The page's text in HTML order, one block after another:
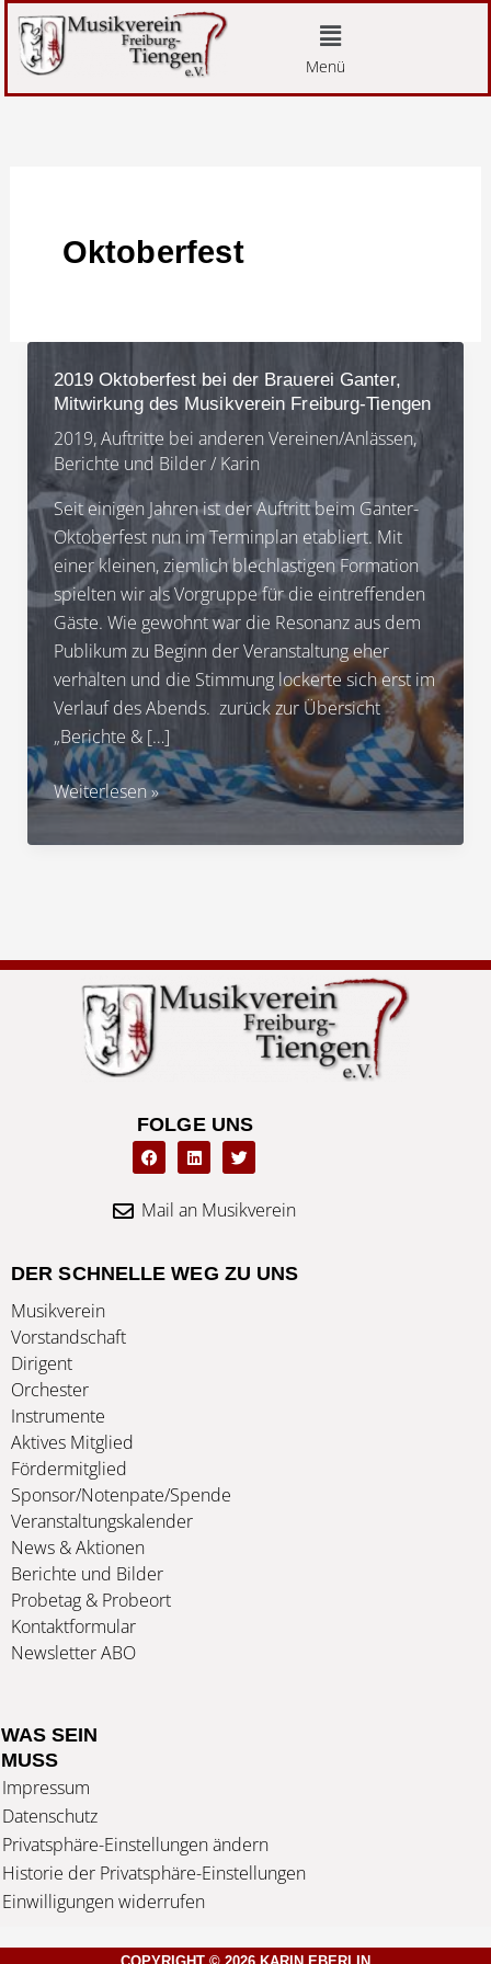
Zum
Inhalt
springen
Menü
Menü
Oktoberfest
2019 Oktoberfest bei der Brauerei Ganter,
Mitwirkung des Musikverein Freiburg-Tiengen
2019,Auftritte bei anderen Vereinen/Anlässen,
Berichte und Bilder/ Karin
Seit einigen Jahren ist der Auftritt beim Ganter-
Oktoberfest nun im Terminplan etabliert. Mit
einer kleinen, ziemlich blechlastigen Formation
spielten wir als Vorgruppe für die eintreffenden
Gäste. Wie gewohnt war die Resonanz aus dem
Publikum zu Beginn der Veranstaltung eher
verhalten und die Stimmung lockerte sich erst im
Verlauf des Abends. zurück zur Übersicht
„Berichte & […]
2019
Oktoberfest
bei
Mitwirkung
Musikverein
Freiburg-
Tiengen
Weiterlesen »
FOLGE UNS
F
a
c
b
o
L
i
n
d
T
w
i
t
e
Mail an Musikverein
DER SCHNELLE WEG ZU UNS
Musikverein
Vorstandschaft
Dirigent
Orchester
Instrumente
Aktives Mitglied
Fördermitglied
Sponsor/Notenpate/Spende
Veranstaltungskalender
News & Aktionen
Berichte und Bilder
Probetag & Probeort
Kontaktformular
Newsletter ABO
WAS SEIN
MUSS
Impressum
Datenschutz
Privatsphäre-Einstellungen ändern
Historie der Privatsphäre-Einstellungen
Einwilligungen widerrufen